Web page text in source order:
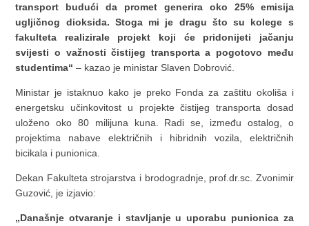
transport budući da promet generira oko 25% emisija
ugljičnog dioksida. Stoga mi je dragu što su kolege s
fakulteta realizirale projekt koji će pridonijeti jačanju
svijesti o važnosti čistijeg transporta a pogotovo među
studentima“– kazao je ministar Slaven Dobrović.
Ministar je istaknuo kako je preko Fonda za zaštitu okoliša i
energetsku učinkovitost u projekte čistijeg transporta dosad
uloženo oko 80 milijuna kuna. Radi se, između ostalog, o
projektima nabave električnih i hibridnih vozila, električnih
bicikala i punionica.
Dekan Fakulteta strojarstva i brodogradnje, prof.dr.sc. Zvonimir
Guzović, je izjavio:
„Današnje otvaranje i stavljanje u uporabu punionica za